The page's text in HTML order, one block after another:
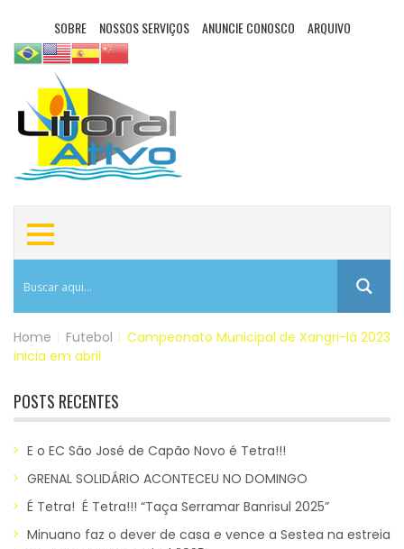
SOBRE NOSSOS SERVIÇOS ANUNCIE CONOSCO ARQUIVO
Home Futebol
Campeonato Municipal de Xangri-lá 2023
inicia em abril
POSTS RECENTES
E o EC São José de Capão Novo é Tetra!!!
GRENAL SOLIDÁRIO ACONTECEU NO DOMINGO
É Tetra! É Tetra!!! “Taça Serramar Banrisul 2025”
Minuano faz o dever de casa e vence a Sestea na estreia